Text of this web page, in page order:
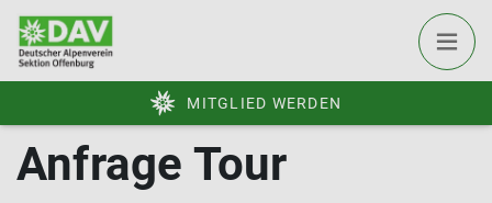
MITGLIED WERDEN
Anfrage Tour